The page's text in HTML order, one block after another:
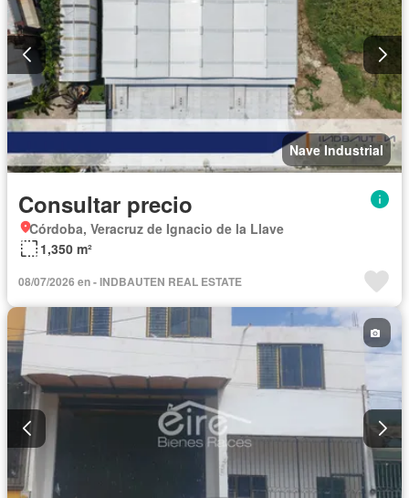
Nave Industrial
Consultar precio
Córdoba, Veracruz de Ignacio de la Llave
1,350 m²
08/07/2026 en - INDBAUTEN REAL ESTATE